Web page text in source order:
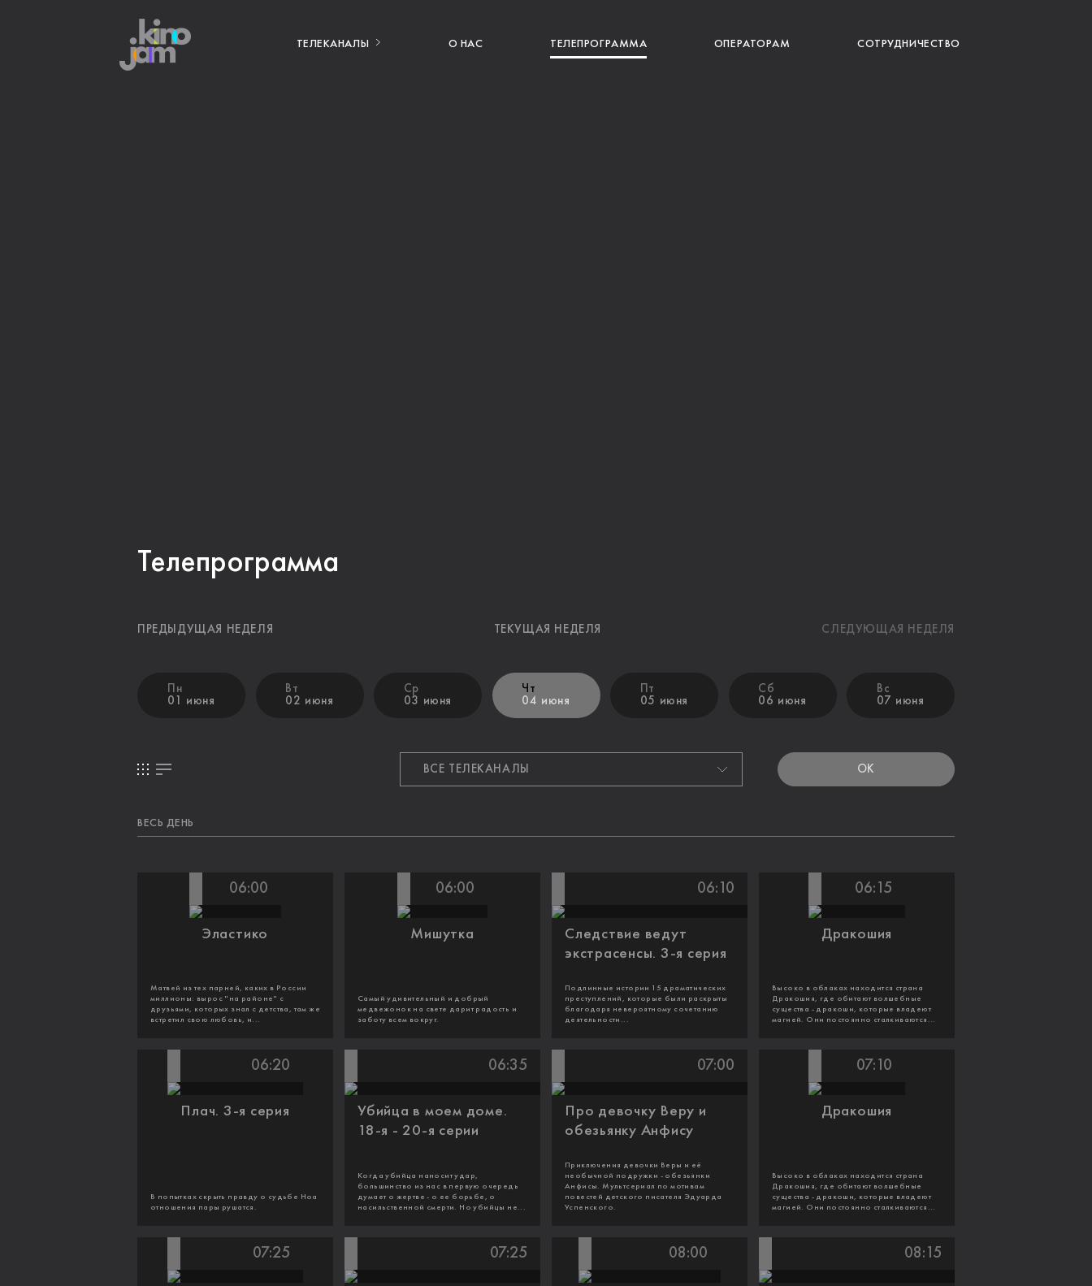
ТЕЛЕКАНАЛЫ О НАС ТЕЛЕПРОГРАММА ОПЕРАТОРАМ СОТРУДНИЧЕСТВО
Телепрограмма
ПРЕДЫДУЩАЯ НЕДЕЛЯ ТЕКУЩАЯ НЕДЕЛЯ СЛЕДУЮЩАЯ НЕДЕЛЯ
Пн
01 июня
Вт
02 июня
Ср
03 июня
Чт
04 июня
Пт
05 июня
Сб
06 июня
Вс
07 июня
OK
ВЕСЬ ДЕНЬ
06:00
Эластико
Матвей из тех парней, каких в России
миллионы: вырос "на районе" с
друзьями, которых знал с детства, там же
встретил свою любовь, и...
06:00
Мишутка
Самый удивительный и добрый
медвежонок на свете дарит радость и
заботу всем вокруг.
06:10
Следствие ведут
экстрасенсы. 3-я серия
Подлинные истории 15 драматических
преступлений, которые были раскрыты
благодаря невероятному сочетанию
деятельности...
06:15
Дракошия
Высоко в облаках находится страна
Дракошия, где обитают волшебные
существа - дракоши, которые владеют
магией. Они постоянно сталкиваются...
06:20
Плач. 3-я серия
В попытках скрыть правду о судьбе Ноа
отношения пары рушатся.
06:35
Убийца в моем доме.
18-я - 20-я серии
Когда убийца наносит удар,
большинство из нас в первую очередь
думает о жертве - о ее борьбе, о
насильственной смерти. Но убийцы не...
07:00
Про девочку Веру и
обезьянку Анфису
Приключения девочки Веры и её
необычной подружки - обезьянки
Анфисы. Мультсериал по мотивам
повестей детского писателя Эдуарда
Успенского.
07:10
Дракошия
Высоко в облаках находится страна
Дракошия, где обитают волшебные
существа - дракоши, которые владеют
магией. Они постоянно сталкиваются...
07:25 07:25 08:00 08:15